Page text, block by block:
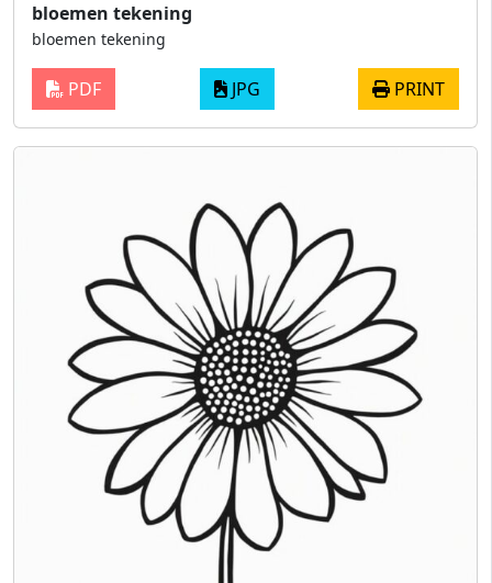
bloemen tekening
bloemen tekening
PDF JPG PRINT